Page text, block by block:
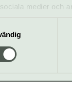
medier och
med annan
augusti